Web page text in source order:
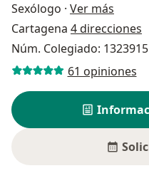
Sexólogo · Ver más
Cartagena 4 direcciones
Núm. Colegiado: 1323915
61 opiniones